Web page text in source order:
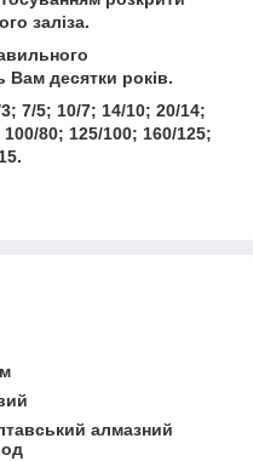
заліза.
Вам десятки років.
7/5; 10/7; 14/10; 20/14;
80; 125/100; 160/125;
алмазний